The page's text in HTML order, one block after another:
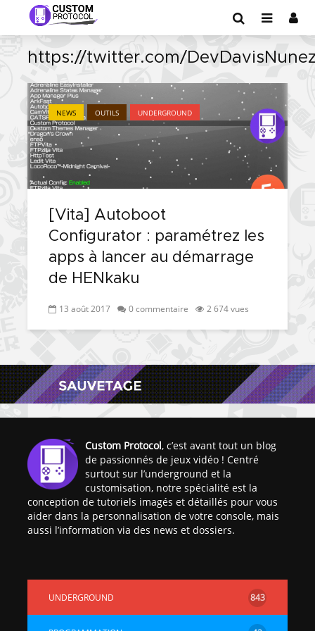
https://twitter.com/
NEWS OUTILS UNDERGROUND
[Vita] Autoboot
Configurator : paramétrez les
apps à lancer au démarrage
de HENkaku
13 août 2017 0 commentaire 2 674 vues
Custom Protocol, c’est avant tout un blog
de passionnés de jeux vidéo ! Centré
surtout sur l’underground et la
customisation, notre spécialité est la
conception de tutoriels imagés et détaillés pour vous
aider dans la personnalisation de votre console, mais
aussi l’information via des news et dossiers.
UNDERGROUND 843